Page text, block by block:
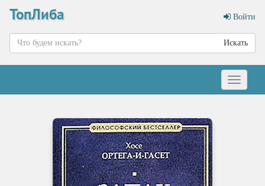
ТопЛиба Войти
Искать
Меню